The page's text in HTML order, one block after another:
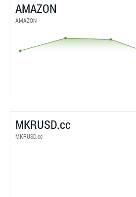
AMAZON
AMAZON
MKRUSD.cc
MKRUSD.cc